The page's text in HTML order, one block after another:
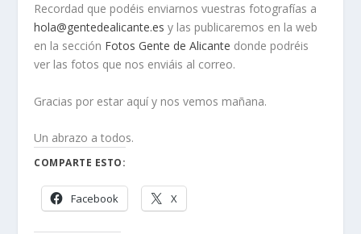
Recordad que podéis enviarnos vuestras fotografías a
hola@gentedealicante.es y las publicaremos en la web
en la sección Fotos Gente de Alicante donde podréis
ver las fotos que nos enviáis al correo.
Gracias por estar aquí y nos vemos mañana.
Un abrazo a todos.
COMPARTE ESTO:
Facebook X